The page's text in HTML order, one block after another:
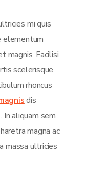
mi quis
elementum
magnis. Facilisi
scelerisque.
rhoncus
dis
aliquam sem
magna ac
massa ultricies